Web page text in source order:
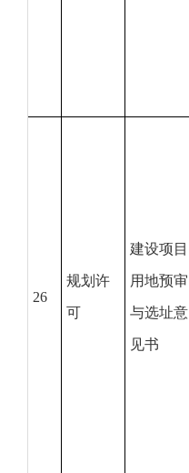
26
规划许
可
建设项目
用地预审
与选址意
见书